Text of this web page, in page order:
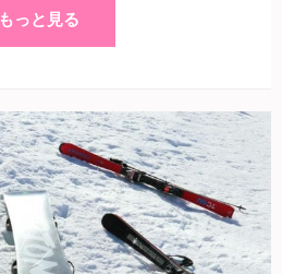
もっと見る